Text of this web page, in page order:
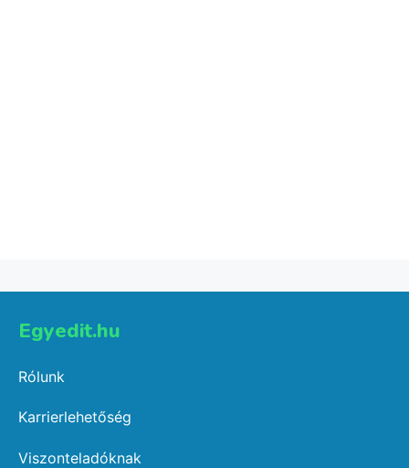
Egyedit.hu
Rólunk
Karrierlehetőség
Viszonteladóknak